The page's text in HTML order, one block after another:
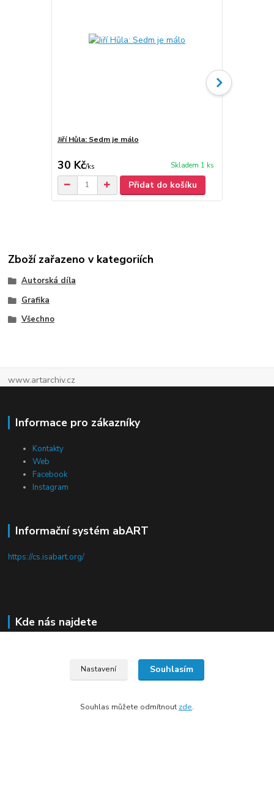
Jiří Hůla: Sedm je málo
30 Kč/ks Skladem 1 ks
Přidat do košíku
Zboží zařazeno v kategoriích
Autorská díla
Grafika
Všechno
www.artarchiv.cz
Informace pro zákazníky
Kontakty
Web
Facebook
Instagram
Informační systém abART
https://cs.isabart.org/
Kde nás najdete
Nastavení Souhlasím
Souhlas můžete odmítnout zde.